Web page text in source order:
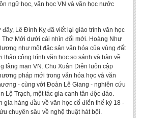
ngữ học, văn học VN và văn học nước
Lê Đình Kỵ đã viết lại giáo trình văn học
Thơ Mới dưới cái nhìn đổi mới. Hoàng Như
như một đặc sản văn hóa của vùng đất
thảo công trình văn học so sánh và bàn về
lãng mạn VN. Chu Xuân Diên luôn cập
pháp mới trong văn hóa học và văn
- cùng với Đoàn Lê Giang - nghiên cứu
Lộ Trạch, một tác gia canh tân độc đáo.
gia hàng đầu về văn học cổ điển thế kỷ 18 -
chuyên sâu về nghệ thuật hát bội.